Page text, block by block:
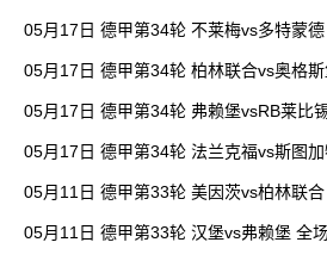
05月17日 德甲第34轮 不莱梅vs多特蒙
05月17日 德甲第34轮 柏林联合vs奥格
05月17日 德甲第34轮 弗赖堡vsRB莱比
05月17日 德甲第34轮 法兰克福vs斯图
05月11日 德甲第33轮 美因茨vs柏林联
05月11日 德甲第33轮 汉堡vs弗赖堡 全